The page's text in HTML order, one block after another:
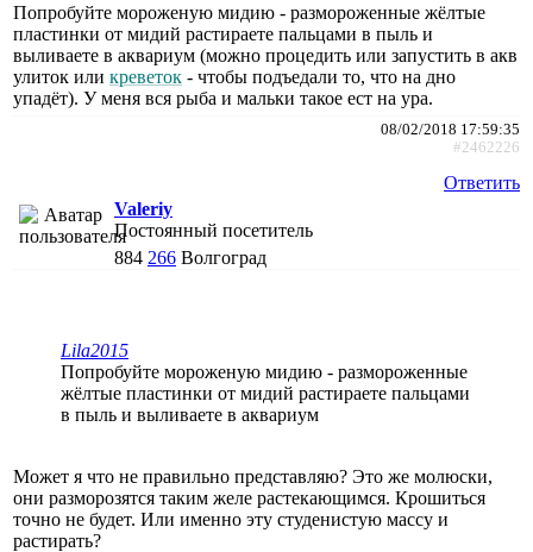
Попробуйте мороженую мидию - размороженные жёлтые
пластинки от мидий растираете пальцами в пыль и
выливаете в аквариум (можно процедить или запустить в акв
улиток или креветок - чтобы подъедали то, что на дно
упадёт). У меня вся рыба и мальки такое ест на ура.
08/02/2018 17:59:35
#2462226
Ответить
Valeriy
Постоянный посетитель
884 266 Волгоград
Lila2015
Попробуйте мороженую мидию - размороженные
жёлтые пластинки от мидий растираете пальцами
в пыль и выливаете в аквариум
Может я что не правильно представляю? Это же молюски,
они разморозятся таким желе растекающимся. Крошиться
точно не будет. Или именно эту студенистую массу и
растирать?